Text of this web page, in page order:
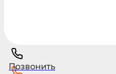
Позвонить